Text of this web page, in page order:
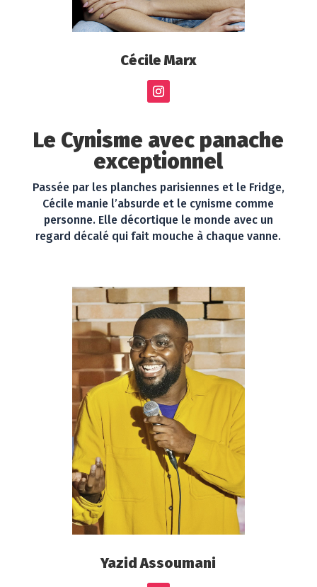
Cécile Marx
Le Cynisme avec panache
exceptionnel
Passée par les planches parisiennes et le Fridge,
Cécile manie l’absurde et le cynisme comme
personne. Elle décortique le monde avec un
regard décalé qui fait mouche à chaque vanne.
Yazid Assoumani